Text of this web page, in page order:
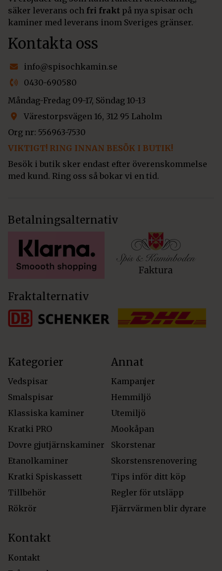
säker leverans och fri frakt på nya spisar och
kaminer med leverans inom Sveriges gränser.
Kontakta oss
info@spisochkamin.se
0430-690580
Måndag-Fredag 09-17, Söndag 10-13
Värestorpsvägen 16, 312 95 Laholm
Org nr: 556963-7530
VIKTIGT! RING INNAN BESÖK I BUTIK!
Besök i butik sker endast efter överenskommelse
med kund. Ring oss så bokar vi en tid.
Betalningsalternativ
Fraktalternativ
Kategorier
Vedspisar
Smalspisar
Klassiska kaminer
Kratki PRO
Dovre gjutjärnskaminer
Etanolkaminer
Kratki Spiskassett
Tillbehör
Rökrör
Annat
Kampanjer
Hemmiljö
Utemiljö
Mookåpan
Skorstenar
Skorstensrenovering
Tips inför ditt köp
Regler för utsläpp
Fjärrvärmen blir dyrare
Kontakt
Kontakt